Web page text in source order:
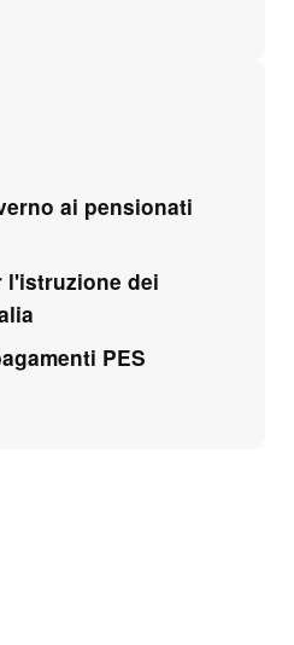
ai pensionati
l'istruzione dei
PES